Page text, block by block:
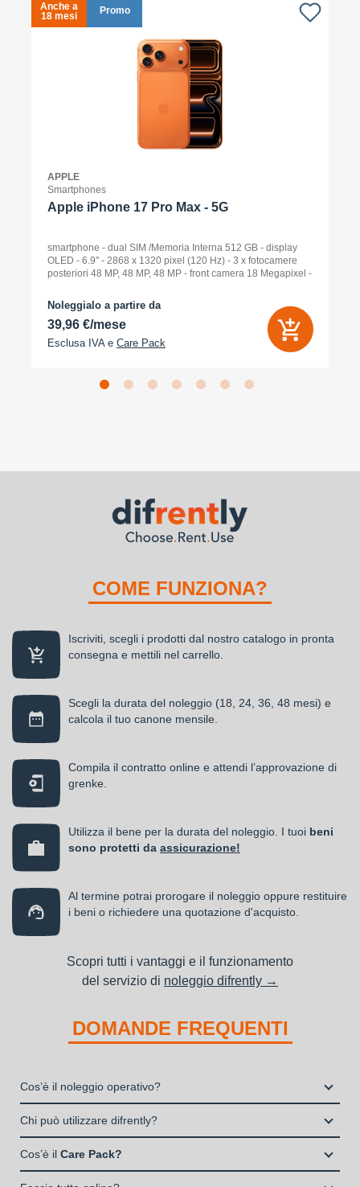
Anche a
18 mesi
Promo
APPLE
Smartphones
Apple iPhone 17 Pro Max - 5G
smartphone - dual SIM /Memoria Interna 512 GB - display
OLED - 6.9" - 2868 x 1320 pixel (120 Hz) - 3 x fotocamere
posteriori 48 MP, 48 MP, 48 MP - front camera 18 Megapixel -
Noleggialo a partire da
39,96 €/mese
Esclusa IVA e Care Pack
COME FUNZIONA?
Iscriviti, scegli i prodotti dal nostro catalogo in pronta
consegna e mettili nel carrello.
Scegli la durata del noleggio (18, 24, 36, 48 mesi) e
calcola il tuo canone mensile.
Compila il contratto online e attendi l’approvazione di
grenke.
Utilizza il bene per la durata del noleggio. I tuoi beni
sono protetti da assicurazione!
Al termine potrai prorogare il noleggio oppure restituire
i beni o richiedere una quotazione d'acquisto.
Scopri tutti i vantaggi e il funzionamento
del servizio di noleggio difrently →
DOMANDE FREQUENTI
Cos’è il noleggio operativo?
Il noleggio, o locazione operativa, è una soluzione che
alla propria attività a fronte del pagamento di un canone fisso
periodico.
Chi può utilizzare difrently?
Liberi Professionisti e Studi Associati
Cos’è il Care Pack?
Il Care Pack è un servizio che include: